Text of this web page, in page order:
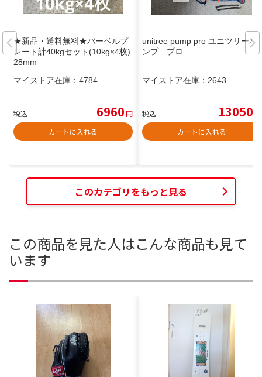
★新品・送料無料★バーベルプ
レート計40kgセット(10kg×4枚)
28mm
マイストア在庫： 4784
税込 6960円
カートに入れる
unitree pump pro ユニツリーパ
ンプ プロ
マイストア在庫： 2643
税込 13050
カートに入れる
このカテゴリをもっと見る
この商品を見た人はこんな商品も見て
います